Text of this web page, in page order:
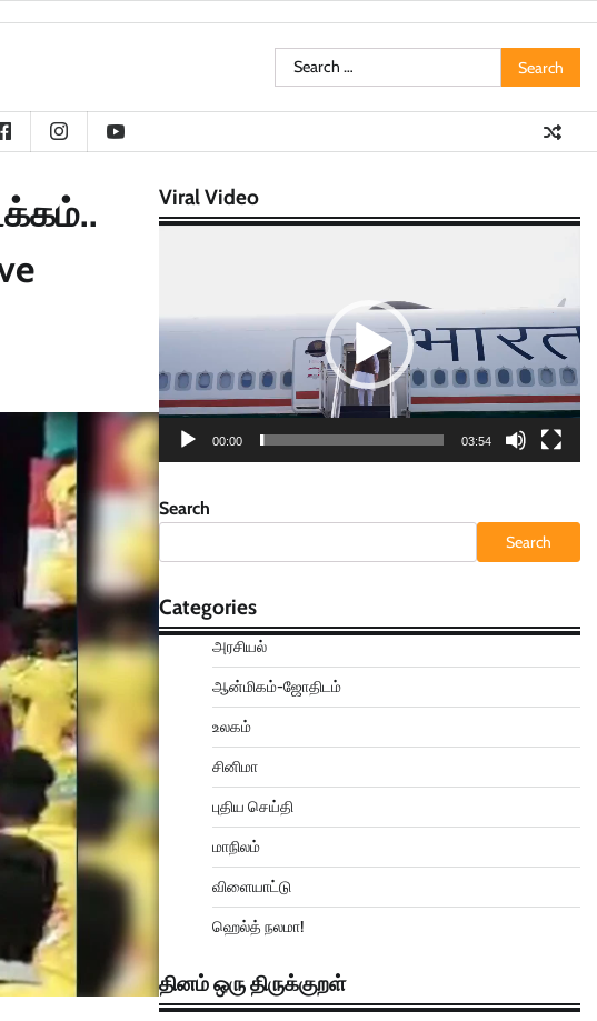
Search
for:
Viral Video
00:00 03:54
Search
Search
Categories
அரசியல்
ஆன்மிகம்-ஜோதிடம்
உலகம்
சினிமா
புதிய செய்தி
மாநிலம்
விளையாட்டு
ஹெல்த் நலமா!
தினம் ஒரு திருக்குறள்